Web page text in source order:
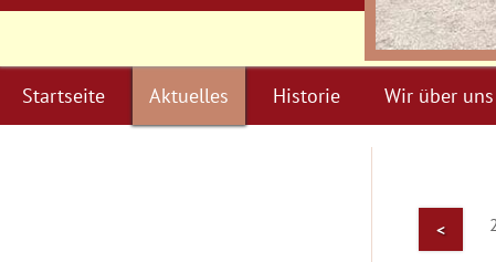
Startseite Aktuelles Historie Wir über uns
<